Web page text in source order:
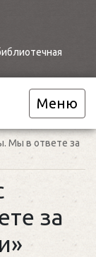
Меню
Мы в ответе за
за